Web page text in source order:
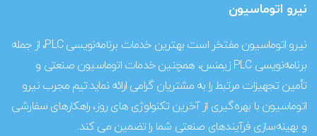
نیرو اتوماسیون
نیرو اتوماسیون مفتخر است بهترین خدمات برنامه‌نویسی PLC، از جمله
برنامه‌نویسی PLC زیمنس، همچنین خدمات اتوماسیون صنعتی و
تأمین تجهیزات مرتبط را به مشتریان گرامی ارائه نماید.تیم مجرب نیرو
اتوماسیون با بهره‌گیری از آخرین تکنولوژی‌ های روز، راهکارهای سفارشی
و بهینه‌سازی فرآیندهای صنعتی شما را تضمین می‌ کند.